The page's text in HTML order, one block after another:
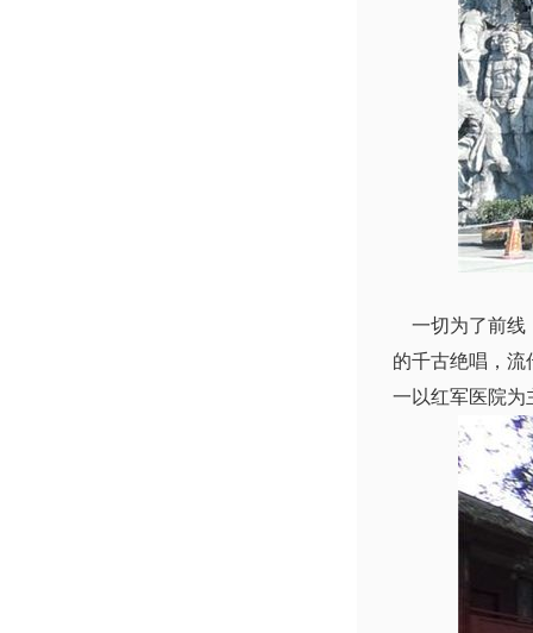
一切为了前线
的千古绝唱，流
一以红军医院